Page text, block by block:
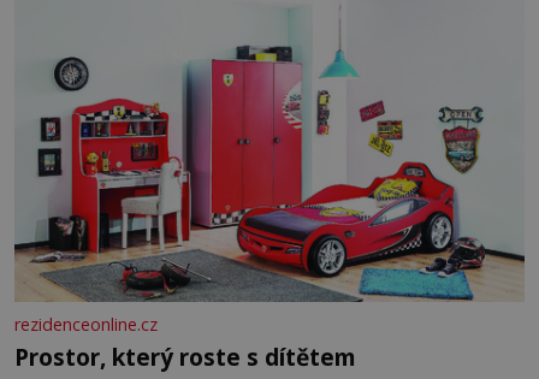
rezidenceonline.cz
Prostor, který roste s dítětem